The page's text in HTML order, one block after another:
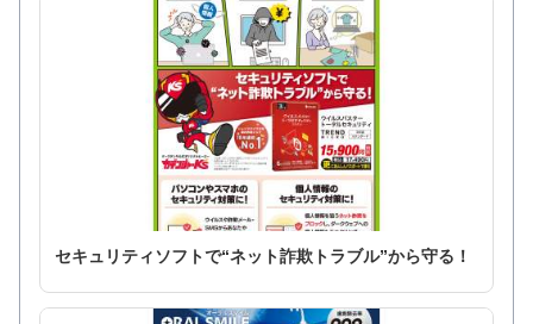
セキュリティソフトで“ネット詐欺トラブル”から守る！